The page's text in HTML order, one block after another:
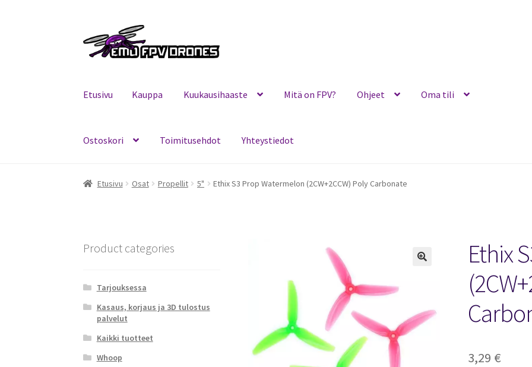
navigointiin
sisältöön
Etusivu Kauppa Kuukausihaaste Mitä on FPV? Ohjeet Oma tili
Ostoskori Toimitusehdot Yhteystiedot
Etusivu Kauppa Kuukausihaaste Mitä on FPV? Ohjeet Oma tili Ostoskori Toimitusehdot
Etusivu Osat Propellit 5" Ethix S3 Prop Watermelon (2CW+2CCW) Poly Carbonate
Ethix
3,29 €
Product categories
Tarjouksessa
Kasaus, korjaus ja 3D tulostus
palvelut
Kaikki tuotteet
Whoop